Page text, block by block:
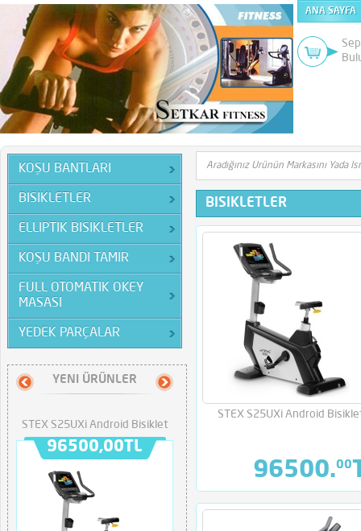
ANA SAYFA
KOŞU BANTLARI
BISIKLETLER
ELLIPTIK BISIKLETLER
KOŞU BANDI TAMIR
FULL OTOMATIK OKEY
MASASI
YEDEK PARÇALAR
YENI ÜRÜNLER
STEX S25UXi Android Bisiklet
96500,00TL
STEX S25RXi Android Yatay
BISIKLETLER
STEX S25UXi Android
96500.00